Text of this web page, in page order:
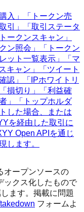
入」「トークン売
引」「取引ステータ
ークンスキャン」
ン照会」「トークン
ット一覧表示」「マ
キャン」「ツイート
認」「IPホワイトリ
損切り」「利益確
」「トップホルダ
した場合、または
を経由した取引に
Open APIを通じ
します。
オープンソースの
ックス化したもので
ます。掲載に問題
フォームよ